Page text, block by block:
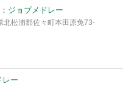
ジョブメドレー
北松浦郡佐々町本田原免73-
レー